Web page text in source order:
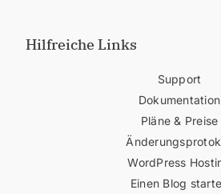
Hilfreiche Links
Support
Dokumentation
Pläne & Preise
WordPress
Einen Blog